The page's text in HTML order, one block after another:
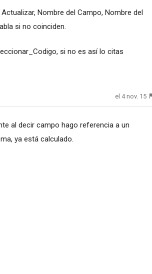
Nombre del Campo, Nombre del
si no coinciden.
si no es así lo citas
el 4 nov. 15
al decir campo hago referencia a un
ya está calculado.